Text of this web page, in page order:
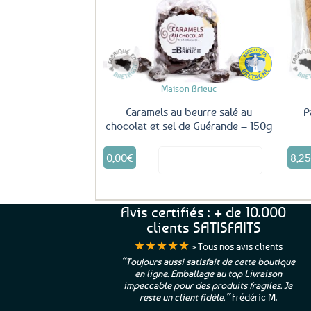
Maison Brieuc
Caramels au beurre salé au
chocolat et sel de Guérande – 150g
0,00€ 8,25
Avis certifiés : + de 10.000
clients SATISFAITS
★★★★★ >Tous nos avis clients
“Toujours aussi satisfait de cette boutique
en ligne. Emballage au top Livraison
impeccable pour des produits fragiles. Je
reste un client fidèle.”Frédéric M.